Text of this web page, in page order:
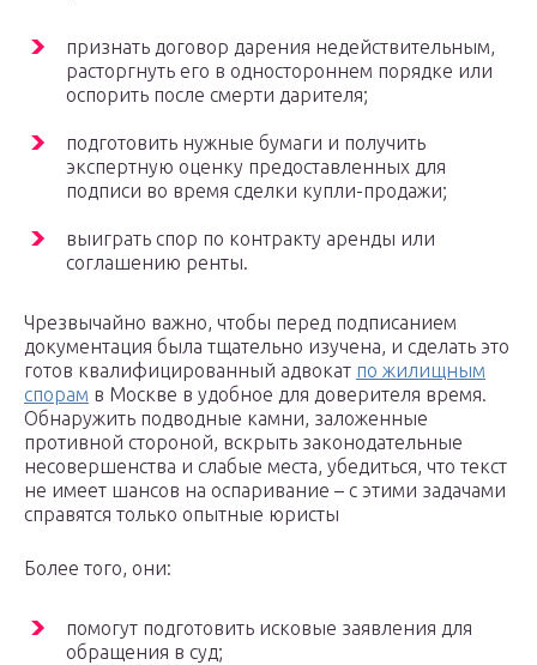
признать договор дарения недействительным,
расторгнуть его в одностороннем порядке или
оспорить после смерти дарителя;
подготовить нужные бумаги и получить
экспертную оценку предоставленных для
подписи во время сделки купли-продажи;
выиграть спор по контракту аренды или
соглашению ренты.
Чрезвычайно важно, чтобы перед подписанием
документация была тщательно изучена, и сделать это
готов квалифицированный адвокат по жилищным
спорам в Москве в удобное для доверителя время.
Обнаружить подводные камни, заложенные
противной стороной, вскрыть законодательные
несовершенства и слабые места, убедиться, что текст
не имеет шансов на оспаривание – с этими задачами
справятся только опытные юристы
Более того, они:
помогут подготовить исковые заявления для
обращения в суд;